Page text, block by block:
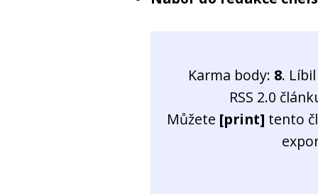
Karma body: 8.
RSS 2.0
Můžete [print] tento